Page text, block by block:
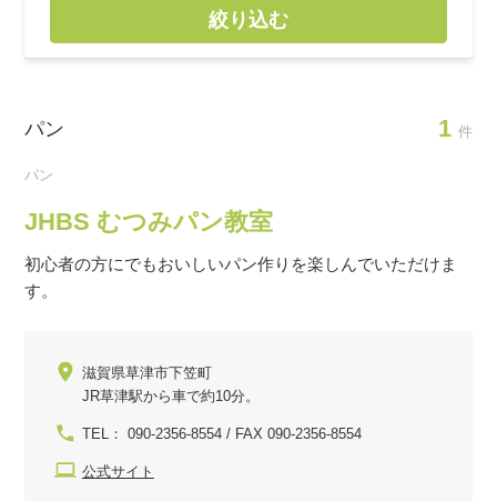
絞り込む
パン 1 件
パン
JHBS むつみパン教室
初心者の方にでもおいしいパン作りを楽しんでいただけま
す。
滋賀県草津市下笠町
JR草津駅から車で約10分。
TEL： 090-2356-8554 / FAX 090-2356-8554
公式サイト